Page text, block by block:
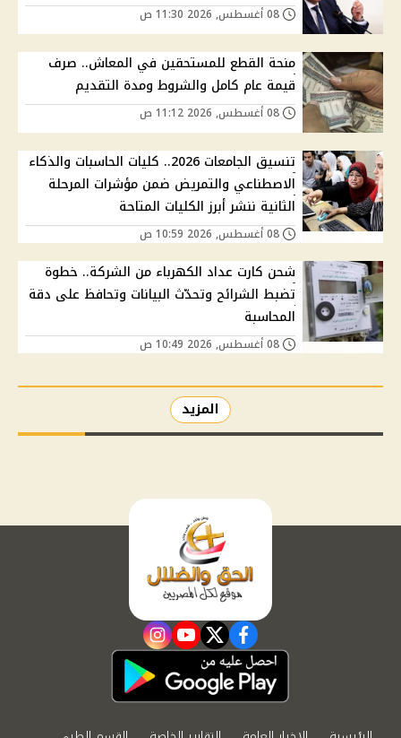
منحة القطع للمستحقين في المعاش.. صرف
قيمة عام كامل والشروط ومدة التقديم
تنسيق الجامعات 2026.. كليات الحاسبات والذكاء
الاصطناعي والتمريض ضمن مؤشرات المرحلة
الثانية ننشر أبرز الكليات المتاحة
شحن كارت عداد الكهرباء من الشركة.. خطوة
تضبط الشرائح وتحدّث البيانات وتحافظ على دقة
المحاسبة
المزيد
facebook
twitter
youtube
instagram